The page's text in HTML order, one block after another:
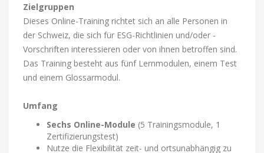
Zielgruppen
Dieses Online-Training richtet sich an alle Personen in
der Schweiz, die sich für ESG-Richtlinien und/oder -
Vorschriften interessieren oder von ihnen betroffen sind.
Das Training besteht aus fünf Lernmodulen, einem Test
und einem Glossarmodul.
Umfang
Sechs Online-Module (5 Trainingsmodule, 1
Zertifizierungstest)
Nutze die Flexibilität zeit- und ortsunabhängig zu